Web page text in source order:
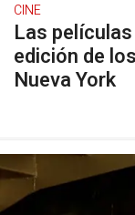
CINE
Las
edición de
Nueva York